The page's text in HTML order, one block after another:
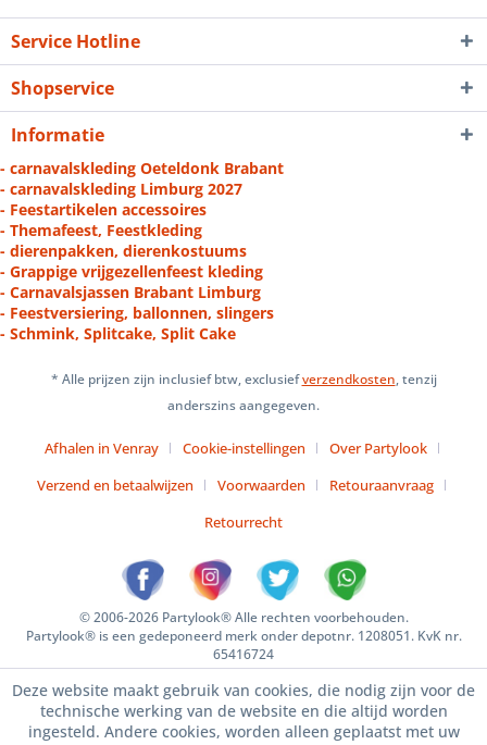
Service Hotline
Shopservice
Informatie
- carnavalskleding Oeteldonk Brabant
- carnavalskleding Limburg 2027
- Feestartikelen accessoires
- Themafeest, Feestkleding
- dierenpakken, dierenkostuums
- Grappige vrijgezellenfeest kleding
- Carnavalsjassen Brabant Limburg
- Feestversiering, ballonnen, slingers
- Schmink, Splitcake, Split Cake
* Alle prijzen zijn inclusief btw, exclusiefverzendkosten, tenzij
anderszins aangegeven.
Afhalen in Venray Cookie-instellingen
Over Partylook
Verzend en betaalwijzen
Voorwaarden
Retouraanvraag
Retourrecht
© 2006-2026 Partylook® Alle rechten voorbehouden.
Partylook® is een gedeponeerd merk onder depotnr. 1208051. KvK nr.
65416724
Deze website maakt gebruik van cookies, die nodig zijn voor de
technische werking van de website en die altijd worden
ingesteld. Andere cookies, worden alleen geplaatst met uw